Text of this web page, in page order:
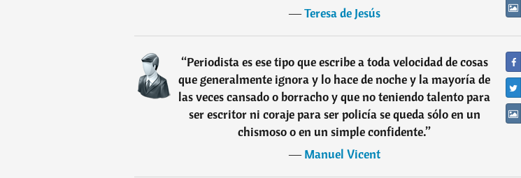
―Teresa de Jesús
“Periodista es ese tipo que escribe a toda velocidad de cosas
que generalmente ignora y lo hace de noche y la mayoría de
las veces cansado o borracho y que no teniendo talento para
ser escritor ni coraje para ser policía se queda sólo en un
chismoso o en un simple confidente.”
―Manuel Vicent